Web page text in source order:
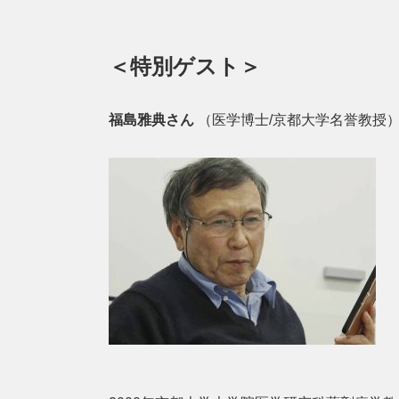
＜特別ゲスト＞
福島雅典さん （医学博士/京都大学名誉教授